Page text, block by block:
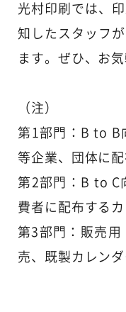
光村印刷では、
知したスタッフ
ます。ぜひ、お
（注）
第1部門：B to B
等企業、団体に配
第2部門：B to C
費者に配布するカ
第3部門：販売用
売、既製カレンダ